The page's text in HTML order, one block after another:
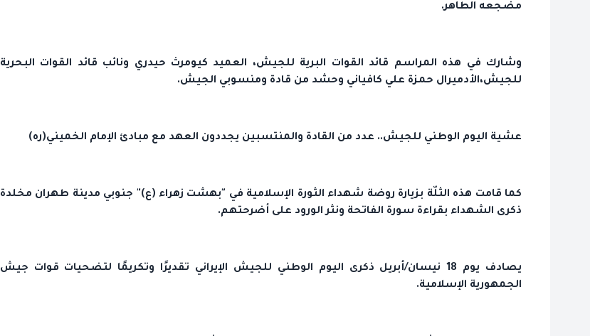
مضجعه الطاهر.
وشارك في هذه المراسم قائد القوات البرية للجيش، العميد كيومرث حيدري ونائب قائد القوات البحرية
للجيش،الأدميرال حمزة علي كافياني وحشد من قادة ومنسوبي الجيش.
عشية اليوم الوطني للجيش.. عدد من القادة والمنتسبين يجددون العهد مع مبادئ الإمام الخميني(ره)
كما قامت هذه الثلّة بزيارة روضة شهداء الثورة الإسلامية في "بهشت زهراء (ع)" جنوبي مدينة طهران مخلدة
ذكرى الشهداء بقراءة سورة الفاتحة ونثر الورود على أضرحتهم.
يصادف يوم 18 نيسان/أبريل ذكرى اليوم الوطني للجيش الإيراني تقديرًا وتكريمًا لتضحيات قوات جيش
الجمهورية الإسلامية.